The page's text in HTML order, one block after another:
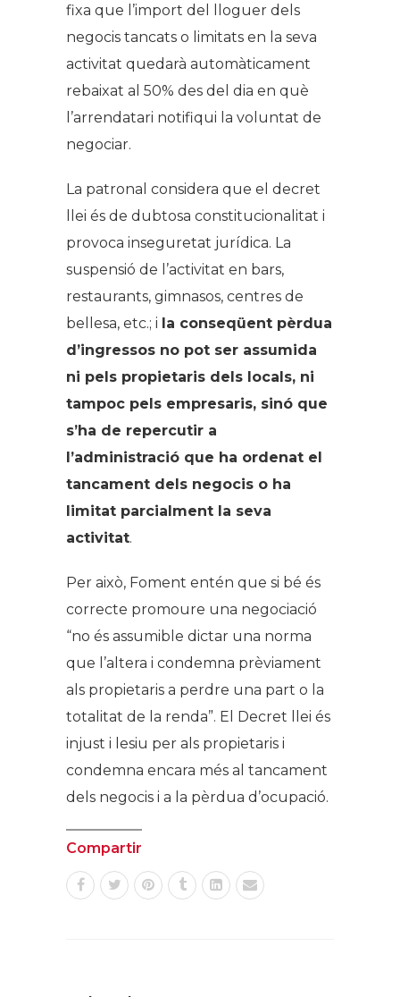
fixa que l’import del lloguer dels
negocis tancats o limitats en la seva
activitat quedarà automàticament
rebaixat al 50% des del dia en què
l’arrendatari notifiqui la voluntat de
negociar.
La patronal considera que el decret
llei és de dubtosa constitucionalitat i
provoca inseguretat jurídica. La
suspensió de l’activitat en bars,
restaurants, gimnasos, centres de
bellesa, etc.; i la conseqüent pèrdua
d’ingressos no pot ser assumida
ni pels propietaris dels locals, ni
tampoc pels empresaris, sinó que
s’ha de repercutir a
l’administració que ha ordenat el
tancament dels negocis o ha
limitat parcialment la seva
activitat.
Per això, Foment entén que si bé és
correcte promoure una negociació
“no és assumible dictar una norma
que l’altera i condemna prèviament
als propietaris a perdre una part o la
totalitat de la renda”. El Decret llei és
injust i lesiu per als propietaris i
condemna encara més al tancament
dels negocis i a la pèrdua d’ocupació.
Compartir